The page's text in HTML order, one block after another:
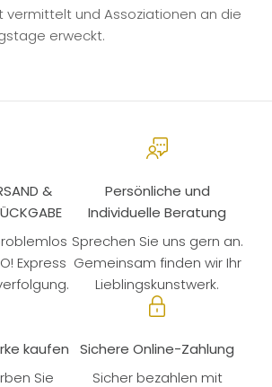
vermittelt und Assoziationen an die
erweckt.
&
Express
Persönliche und
Individuelle Beratung
Sprechen Sie uns gern an.
Gemeinsam finden wir Ihr
Lieblingskunstwerk.
kaufen
Sie
Sichere Online-Zahlung
Sicher bezahlen mit